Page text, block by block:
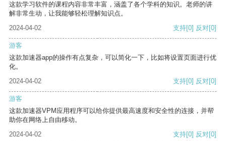
这款学习软件的课程内容非常丰富，涵盖了各个学科的知识。老师的讲
解非常生动，让我能够轻松理解知识点。
2024-04-02
支持[0] 反对[0]
游客
这款加速器app的操作有点复杂，可以简化一下，比如将设置页面进行优
化。
2024-04-02
支持[0] 反对[0]
游客
这款加速器VPM应用程序可以给你提供最高速度和安全性的连接，并帮
助你在网络上自由移动。
2024-04-02
支持[0] 反对[0]